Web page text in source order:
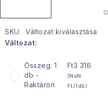
Karácsonyi esemény
Januári akció
Veľkoobchodná spolupráca
SKU:
Változat kiválasztása
Változat:
Összeg: 1
db -
Raktáron
Ft3 316
(NaN
Ft/1db)